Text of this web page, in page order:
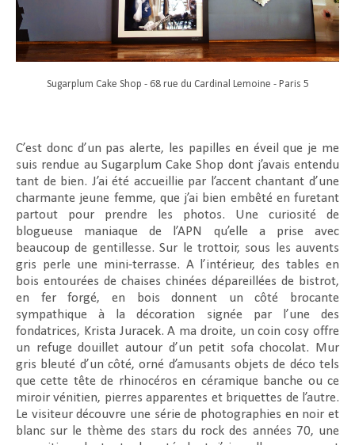
Sugarplum Cake Shop - 68 rue du Cardinal Lemoine - Paris 5
C’est donc d’un pas alerte, les papilles en éveil que je me
suis rendue au Sugarplum Cake Shop dont j’avais entendu
tant de bien. J’ai été accueillie par l’accent chantant d’une
charmante jeune femme, que j’ai bien embêté en furetant
partout pour prendre les photos. Une curiosité de
blogueuse maniaque de l’APN qu’elle a prise avec
beaucoup de gentillesse. Sur le trottoir, sous les auvents
gris perle une mini-terrasse. A l’intérieur, des tables en
bois entourées de chaises chinées dépareillées de bistrot,
en fer forgé, en bois donnent un côté brocante
sympathique à la décoration signée par l’une des
fondatrices, Krista Juracek. A ma droite, un coin cosy offre
un refuge douillet autour d’un petit sofa chocolat. Mur
gris bleuté d’un côté, orné d’amusants objets de déco tels
que cette tête de rhinocéros en céramique banche ou ce
miroir vénitien, pierres apparentes et briquettes de l’autre.
Le visiteur découvre une série de photographies en noir et
blanc sur le thème des stars du rock des années 70, une